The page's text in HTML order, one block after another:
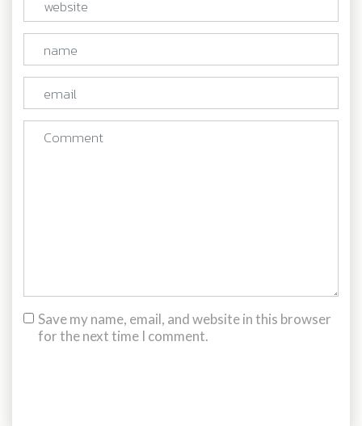
Save my name, email, and website in this browser
for the next time I comment.